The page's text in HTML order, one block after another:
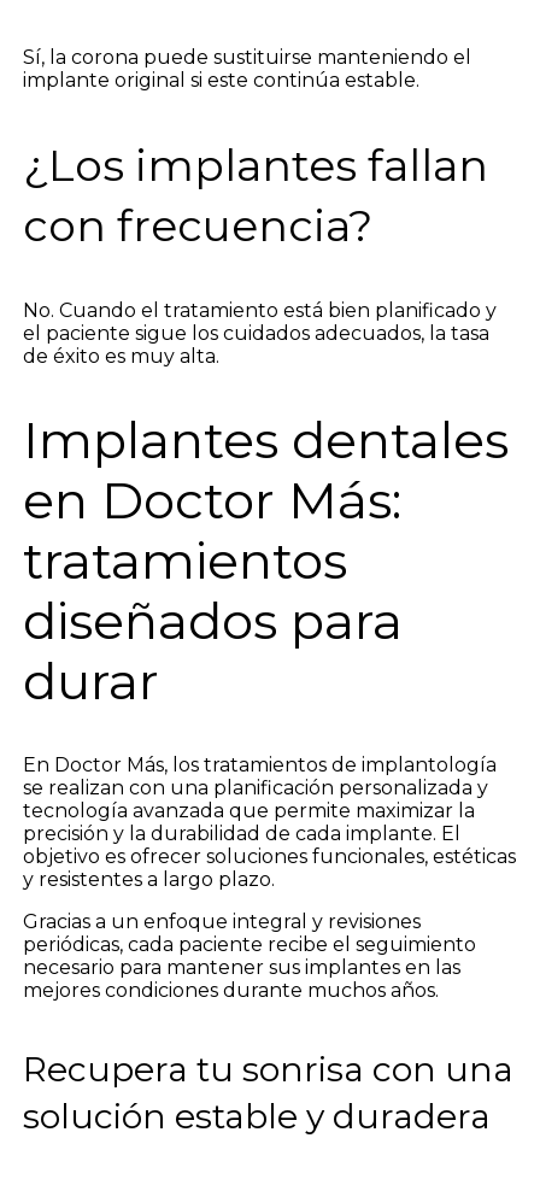
Sí, la corona puede sustituirse manteniendo el
implante original si este continúa estable.
¿Los implantes fallan
con frecuencia?
No. Cuando el tratamiento está bien planificado y
el paciente sigue los cuidados adecuados, la tasa
de éxito es muy alta.
Implantes dentales
en Doctor Más:
tratamientos
diseñados para
durar
En Doctor Más, los tratamientos de implantología
se realizan con una planificación personalizada y
tecnología avanzada que permite maximizar la
precisión y la durabilidad de cada implante. El
objetivo es ofrecer soluciones funcionales, estéticas
y resistentes a largo plazo.
Gracias a un enfoque integral y revisiones
periódicas, cada paciente recibe el seguimiento
necesario para mantener sus implantes en las
mejores condiciones durante muchos años.
Recupera tu sonrisa con una
solución estable y duradera